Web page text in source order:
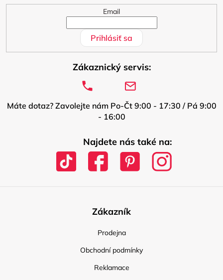
Email
Prihlásiť sa
Zákaznický servis:
Máte dotaz? Zavolejte nám Po-Čt 9:00 - 17:30 / Pá 9:00
- 16:00
Najdete nás také na:
Zákazník
Prodejna
Obchodní podmínky
Reklamace